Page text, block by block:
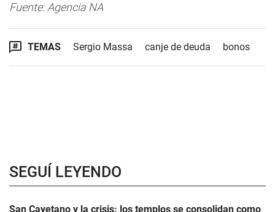
Fuente: Agencia NA
TEMAS Sergio Massa canje de deuda bonos
SEGUÍ LEYENDO
San Cayetano y la crisis: los templos se consolidan como